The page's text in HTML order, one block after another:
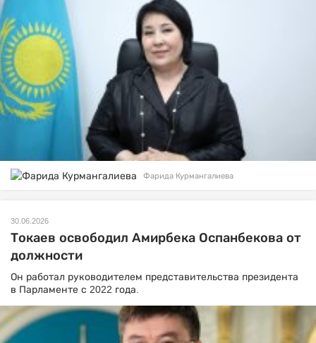
Фарида Курмангалиева
30.06.2026
Токаев освободил Амирбека Оспанбекова от
должности
Он работал руководителем представительства президента
в Парламенте с 2022 года.